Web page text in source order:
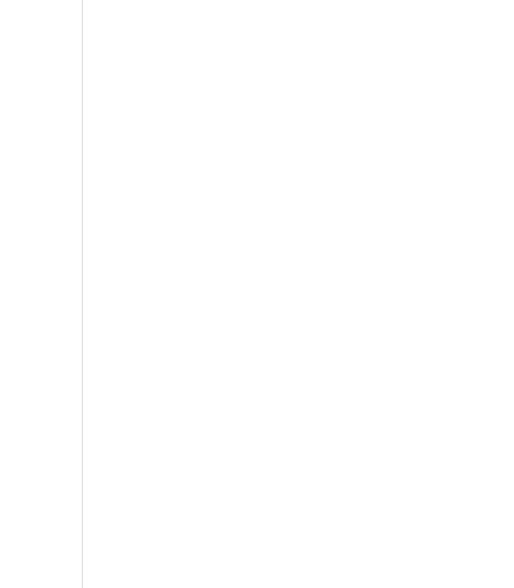
en Twitter
Brasil en Instagram
El País Brasil en Facebook